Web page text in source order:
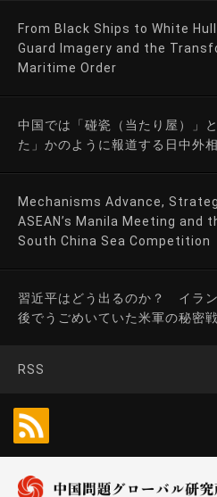
From Black Ships to White
Guard Imagery and the
Maritime Order
中国では「碰瓷（当たり屋）」
た」かのように報道する日中外
Mechanisms Advance,
ASEAN’s Manila Meeting
South China Sea Competition
習近平はどう出るのか？ イラ
後でうごめいていた米軍の秘密
RSS